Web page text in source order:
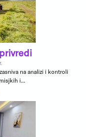
na analizi i kontroli
i...